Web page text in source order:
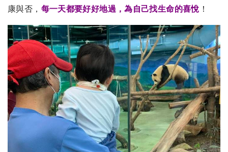
康與否， 每一天都要好好地過，為自己找生命的喜悅 ！